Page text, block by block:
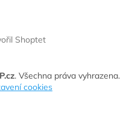
Shoptet
. Všechna práva vyhrazena.
cookies